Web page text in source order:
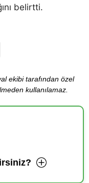
belirtti.
ekibi tarafından özel
kullanılamaz.